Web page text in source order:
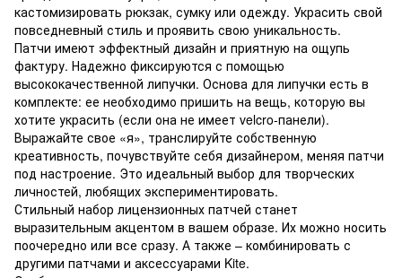
кастомизировать рюкзак, сумку или одежду. Украсить свой
повседневный стиль и проявить свою уникальность.
Патчи имеют эффектный дизайн и приятную на ощупь
фактуру. Надежно фиксируются с помощью
высококачественной липучки. Основа для липучки есть в
комплекте: ее необходимо пришить на вещь, которую вы
хотите украсить (если она не имеет velcro-панели).
Выражайте свое «я», транслируйте собственную
креативность, почувствуйте себя дизайнером, меняя патчи
под настроение. Это идеальный выбор для творческих
личностей, любящих экспериментировать.
Стильный набор лицензионных патчей станет
выразительным акцентом в вашем образе. Их можно носить
поочередно или все сразу. А также – комбинировать с
другими патчами и аксессуарами Kite.